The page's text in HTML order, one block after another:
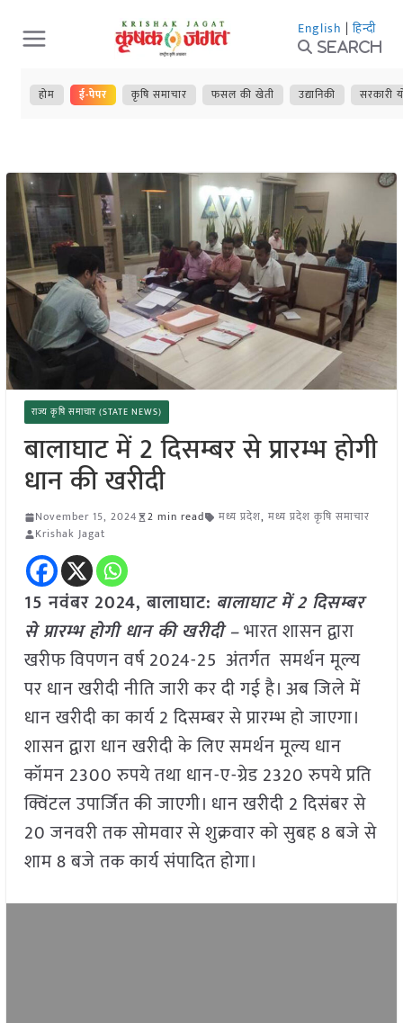
Skip
to
content
English | हिन्दी
Search
होम ई-पेपर कृषि समाचार फसल की खेती उद्यानिकी सरकारी
राज्य कृषि समाचार (STATE NEWS)
बालाघाट में 2 दिसम्बर से प्रारम्भ होगी
धान की खरीदी
November 15, 2024 2 min read मध्य प्रदेश, मध्य प्रदेश कृषि समाचार
Krishak Jagat
15 नवंबर 2024, बालाघाट: बालाघाट में 2 दिसम्बर
से प्रारम्भ होगी धान की खरीदी –भारत शासन द्वारा
खरीफ विपणन वर्ष 2024-25 अंतर्गत समर्थन मूल्य
पर धान खरीदी नीति जारी कर दी गई है। अब जिले में
धान खरीदी का कार्य 2 दिसम्बर से प्रारम्भ हो जाएगा।
शासन द्वारा धान खरीदी के लिए समर्थन मूल्य धान
कॉमन 2300 रुपये तथा धान-ए-ग्रेड 2320 रुपये प्रति
क्विंटल उपार्जित की जाएगी। धान खरीदी 2 दिसंबर से
20 जनवरी तक सोमवार से शुक्रवार को सुबह 8 बजे से
शाम 8 बजे तक कार्य संपादित होगा।